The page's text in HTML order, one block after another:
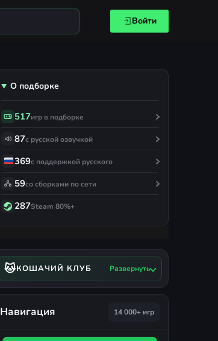
Войти
О подборке
517игр в подборке
87с русской озвучкой
369с поддержкой русского
59со сборками по сети
287Steam 80%+
🐱КОШАЧИЙ КЛУБ Развернуть
Навигация 14 000+ игр